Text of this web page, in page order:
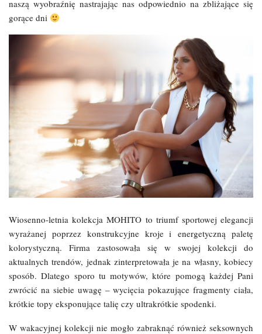
naszą wyobraźnię nastrajając nas odpowiednio na zbliżające się
gorące dni
Wiosenno-letnia kolekcja MOHITO to triumf sportowej elegancji
wyrażanej poprzez konstrukcyjne kroje i energetyczną paletę
kolorystyczną. Firma zastosowała się w swojej kolekcji do
aktualnych trendów, jednak zinterpretowała je na własny, kobiecy
sposób. Dlatego sporo tu motywów, które pomogą każdej Pani
zwrócić na siebie uwagę – wycięcia pokazujące fragmenty ciała,
krótkie topy eksponujące talię czy ultrakrótkie spodenki.
W wakacyjnej kolekcji nie mogło zabraknąć również seksownych